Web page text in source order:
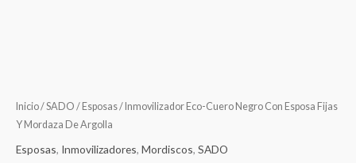
Inicio/SADO / Esposas/ Inmovilizador Eco-Cuero Negro Con Esposa Fijas
Y Mordaza De Argolla
Esposas, Inmovilizadores, Mordiscos, SADO
Argolla
cantidad